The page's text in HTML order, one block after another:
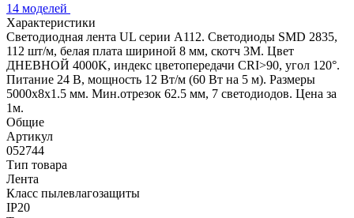
14 моделей
Характеристики
Светодиодная лента UL серии A112. Светодиоды SMD 2835,
112 шт/м, белая плата шириной 8 мм, скотч 3M. Цвет
ДНЕВНОЙ 4000K, индекс цветопередачи CRI>90, угол 120°.
Питание 24 В, мощность 12 Вт/м (60 Вт на 5 м). Размеры
5000x8x1.5 мм. Мин.отрезок 62.5 мм, 7 светодиодов. Цена за
1м.
Общие
Артикул
052744
Тип товара
Лента
Класс пылевлагозащиты
IP20